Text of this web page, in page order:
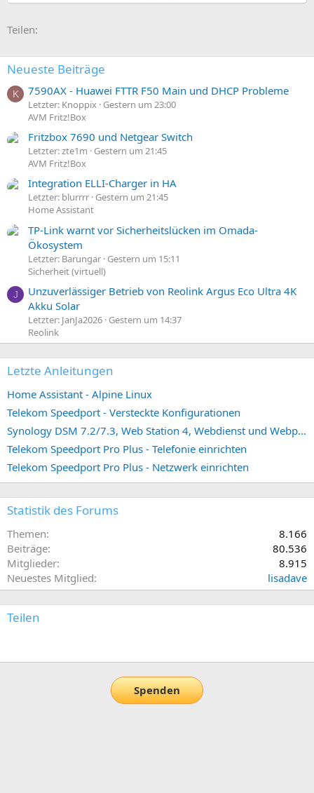
Teilen:
Neueste Beiträge
K 7590AX - Huawei FTTR F50 Main und DHCP Probleme
Letzter: Knoppix Gestern um 23:00
AVM Fritz!Box
Fritzbox 7690 und Netgear Switch
Letzter: zte1m
Gestern um 21:45
AVM Fritz!Box
Integration ELLI-Charger in HA
Letzter: blurrrr Gestern um 21:45
Home Assistant
TP-Link warnt vor Sicherheitslücken im Omada-
Ökosystem
Letzter: Barungar Gestern um 15:11
Sicherheit (virtuell)
J
Unzuverlässiger Betrieb von Reolink Argus Eco Ultra 4K
Akku Solar
Letzter: JanJa2026 Gestern um 14:37
Reolink
Letzte Anleitungen
Home Assistant - Alpine Linux
Telekom Speedport - Versteckte Konfigurationen
Synology DSM 7.2/7.3, Web Station 4, Webdienst und Webportal erstellen (ehemals vHost)
Telekom Speedport Pro Plus - Telefonie einrichten
Telekom Speedport Pro Plus - Netzwerk einrichten
Statistik des Forums
Themen
8.166
Beiträge
80.536
Mitglieder
8.915
Neuestes Mitglied
lisadave
Teilen
Spenden